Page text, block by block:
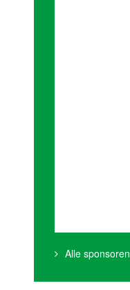
Alle sponsoren